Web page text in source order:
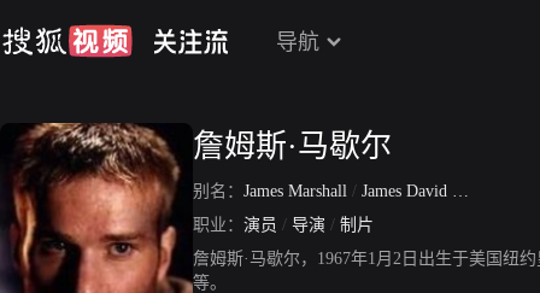
导航
詹姆斯·马歇尔
别名： James Marshall / James David Greenblatt
职业： 演员 / 导演 / 制片
詹姆斯·马歇尔，1967年1月2日出生于美国纽
等。